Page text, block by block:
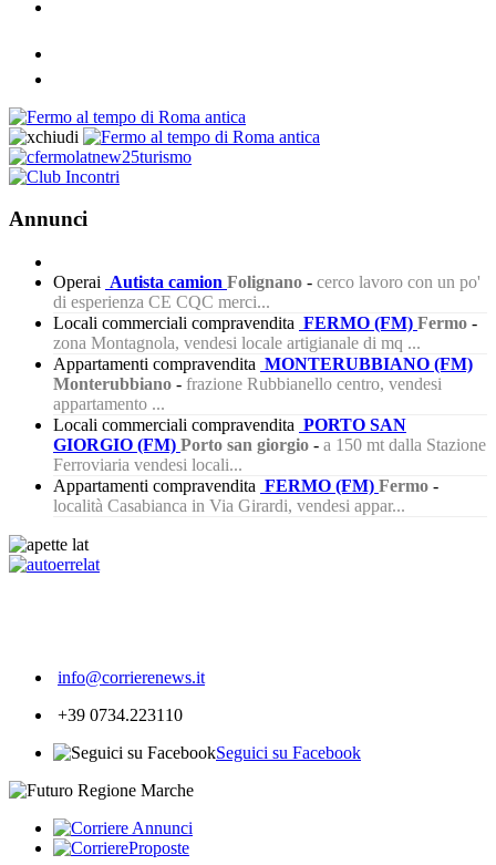
Annunci
Operai Autista camion Folignano - cerco lavoro con un po'
di esperienza CE CQC merci...
Locali commerciali compravendita FERMO (FM) Fermo -
zona Montagnola, vendesi locale artigianale di mq ...
Appartamenti compravendita MONTERUBBIANO (FM)
Monterubbiano - frazione Rubbianello centro, vendesi
appartamento ...
Locali commerciali compravendita PORTO SAN
GIORGIO (FM) Porto san giorgio - a 150 mt dalla Stazione
Ferroviaria vendesi locali...
Appartamenti compravendita FERMO (FM) Fermo -
località Casabianca in Via Girardi, vendesi appar...
info@corrierenews.it
+39 0734.223110
Seguici su Facebook